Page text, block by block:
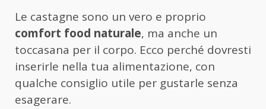
Le castagne sono un vero e proprio
comfort food naturale, ma anche un
toccasana per il corpo. Ecco perché dovresti
inserirle nella tua alimentazione, con
qualche consiglio utile per gustarle senza
esagerare.